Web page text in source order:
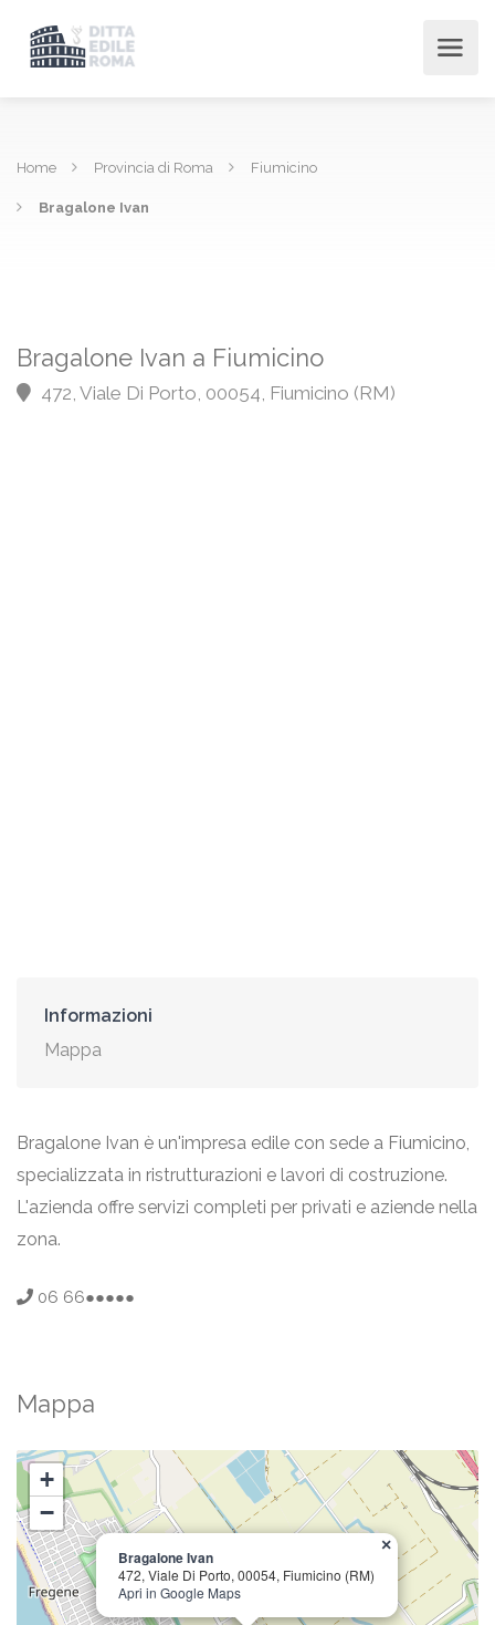
Home Provincia di Roma Fiumicino
Bragalone Ivan
Bragalone Ivan a Fiumicino
472, Viale Di Porto, 00054, Fiumicino (RM)
Informazioni
Mappa
Bragalone Ivan è un'impresa edile con sede a Fiumicino,
specializzata in ristrutturazioni e lavori di costruzione.
L'azienda offre servizi completi per privati e aziende nella
zona.
06 66●●●●●
Mappa
Bragalone Ivan
472, Viale Di Porto, 00054, Fiumicino (RM)
Apri in Google Maps
×
+
−